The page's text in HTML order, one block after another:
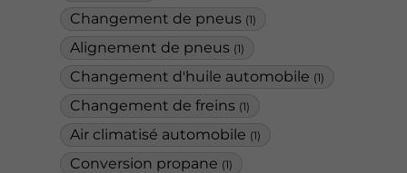
Changement de pneus (1)
Alignement de pneus (1)
Changement d'huile automobile (1)
Changement de freins (1)
Air climatisé automobile (1)
Conversion propane (1)